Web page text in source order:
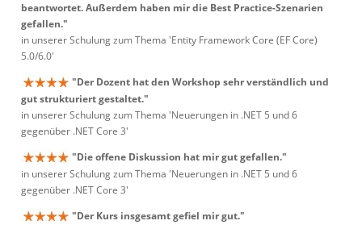
beantwortet. Außerdem haben mir die Best Practice-Szenarien
gefallen."
in unserer Schulung zum Thema 'Entity Framework Core (EF Core)
5.0/6.0'
"Der Dozent hat den Workshop sehr verständlich und
gut strukturiert gestaltet."
in unserer Schulung zum Thema 'Neuerungen in .NET 5 und 6
gegenüber .NET Core 3'
"Die offene Diskussion hat mir gut gefallen."
in unserer Schulung zum Thema 'Neuerungen in .NET 5 und 6
gegenüber .NET Core 3'
"Der Kurs insgesamt gefiel mir gut."